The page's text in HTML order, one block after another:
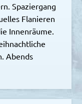
Spaziergang
Flanieren
Innenräume.
Abends